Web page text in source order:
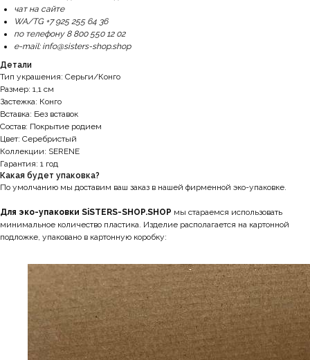
чат на сайте
WA/TG +7 925 255 64 36
по телефону 8 800 550 12 02
e-mail: info@sisters-shop.shop
Детали
Тип украшения: Серьги/Конго
Размер: 1,1 см
Застежка: Конго
Вставка: Без вставок
Состав: Покрытие родием
Цвет: Серебристый
Коллекции: SERENE
Гарантия: 1 год
Какая будет упаковка?
По умолчанию мы доставим ваш заказ в нашей фирменной эко-упаковке.
Для эко-упаковки SiSTERS-SHOP.SHOP мы стараемся использовать
минимальное количество пластика. Изделие располагается на картонной
подложке, упаковано в картонную коробку: